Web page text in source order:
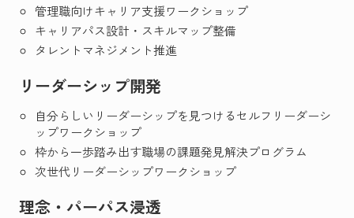
管理職向けキャリア支援ワークショップ
キャリアパス設計・スキルマップ整備
タレントマネジメント推進
リーダーシップ開発
自分らしいリーダーシップを見つけるセルフリーダーシ
ップワークショップ
枠から一歩踏み出す職場の課題発見解決プログラム
次世代リーダーシップワークショップ
理念・パーパス浸透